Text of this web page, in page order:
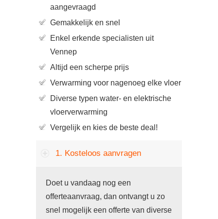
aangevraagd
Gemakkelijk en snel
Enkel erkende specialisten uit
Vennep
Altijd een scherpe prijs
Verwarming voor nagenoeg elke vloer
Diverse typen water- en elektrische
vloerverwarming
Vergelijk en kies de beste deal!
1. Kosteloos aanvragen
Doet u vandaag nog een
offerteaanvraag, dan ontvangt u zo
snel mogelijk een offerte van diverse